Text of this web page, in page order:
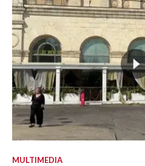
MULTIMEDIA